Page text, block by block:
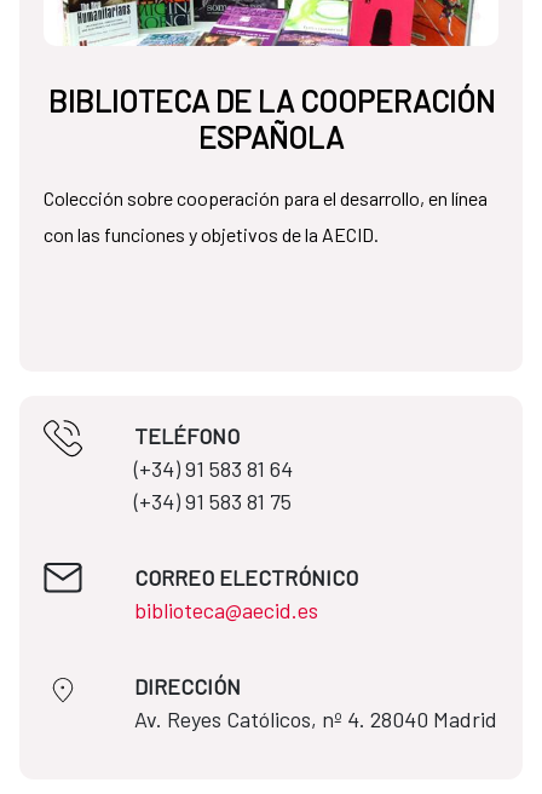
BIBLIOTECA DE LA COOPERACIÓN
ESPAÑOLA
Colección sobre cooperación para el desarrollo, en línea
con las funciones y objetivos de la AECID.
TELÉFONO
(+34) 91 583 81 64​​
(+34) 91 583 81 75
CORREO ELECTRÓNICO
biblioteca@aecid.es
DIRECCIÓN
​​​​​​​Av. Reyes Católicos, nº 4. 28040 Madrid